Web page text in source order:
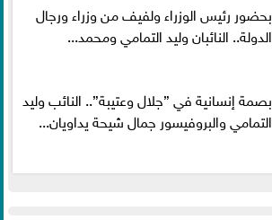
بحضور رئيس الوزراء ولفيف من وزراء ورجال
الدولة.. النائبان وليد التمامي ومحمد...
بصمة إنسانية في ”جلال وعتيبة”.. النائب وليد
التمامي والبروفيسور جمال شيحة يداويان...